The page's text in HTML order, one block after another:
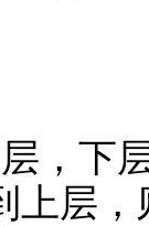
，下
上层